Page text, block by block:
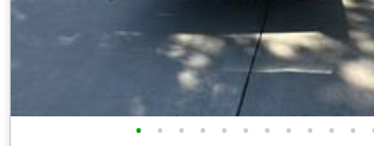
• • • • • • • • • • •